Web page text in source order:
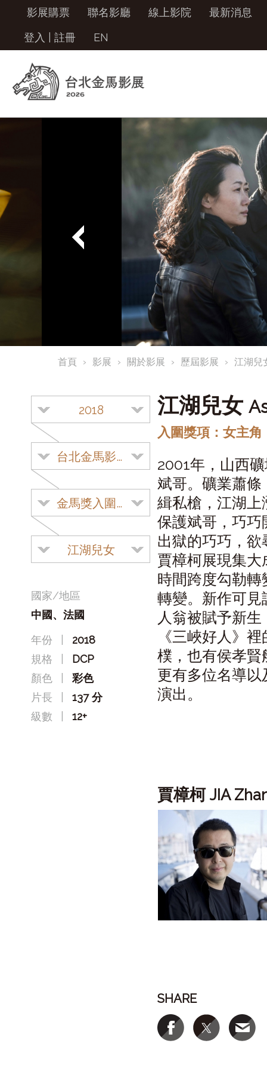
影展購票 聯名影廳 線上影院
最新消息
登入
註冊 EN
首頁 影展 關於影展 歷屆影展 江湖兒
2018
台北金馬影展
金馬獎入圍影片
江湖兒女
國家/地區
中國、法國
年份
2018
規格
DCP
顏色
彩色
片長
137 分
級數
12+
江湖兒女
入圍獎項：女主角
2001年，山西
斌哥。礦業蕭
緝私槍，江湖
保護斌哥，巧
出獄的巧巧，
賈樟柯展現集
時間跨度勾勒
轉變。新作可
人翁被賦予新
《三峽好人》
樸，也有侯孝
更有多位名導
演出。
賈樟柯JIA
SHARE